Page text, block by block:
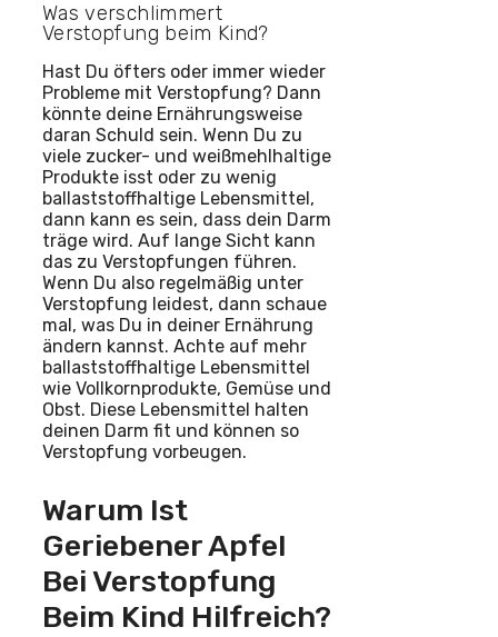
Was verschlimmert
Verstopfung beim Kind?
Hast Du öfters oder immer wieder
Probleme mit Verstopfung? Dann
könnte deine Ernährungsweise
daran Schuld sein. Wenn Du zu
viele zucker- und weißmehlhaltige
Produkte isst oder zu wenig
ballaststoffhaltige Lebensmittel,
dann kann es sein, dass dein Darm
träge wird. Auf lange Sicht kann
das zu Verstopfungen führen.
Wenn Du also regelmäßig unter
Verstopfung leidest, dann schaue
mal, was Du in deiner Ernährung
ändern kannst. Achte auf mehr
ballaststoffhaltige Lebensmittel
wie Vollkornprodukte, Gemüse und
Obst. Diese Lebensmittel halten
deinen Darm fit und können so
Verstopfung vorbeugen.
Warum Ist
Geriebener Apfel
Bei Verstopfung
Beim Kind Hilfreich?